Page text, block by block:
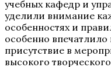
учебных кафедр и
уделили внимание
особенностях и
особенно
присутствие в
высокого